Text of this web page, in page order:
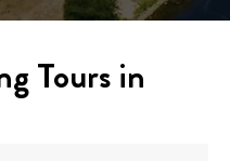
Tours in